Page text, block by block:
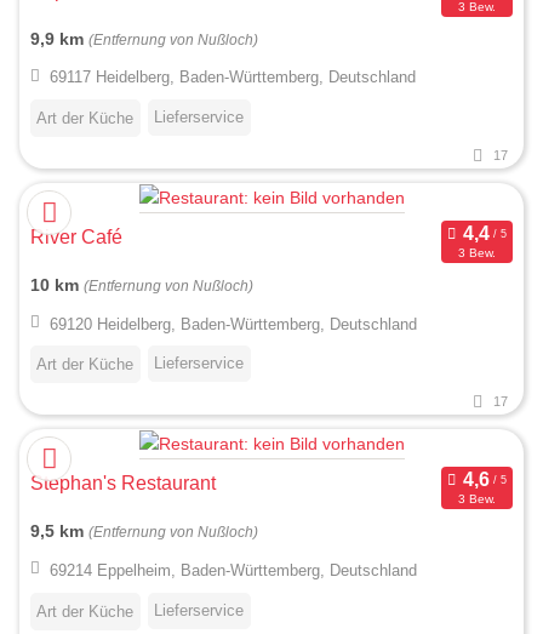
3 Bew.
9,9 km (Entfernung von Nußloch)
69117 Heidelberg, Baden-Württemberg, Deutschland
Art der Küche Lieferservice
17
River Café
3 Bew.
10 km (Entfernung von Nußloch)
69120 Heidelberg, Baden-Württemberg, Deutschland
Art der Küche Lieferservice
17
Stephan's Restaurant
3 Bew.
9,5 km (Entfernung von Nußloch)
69214 Eppelheim, Baden-Württemberg, Deutschland
Art der Küche Lieferservice